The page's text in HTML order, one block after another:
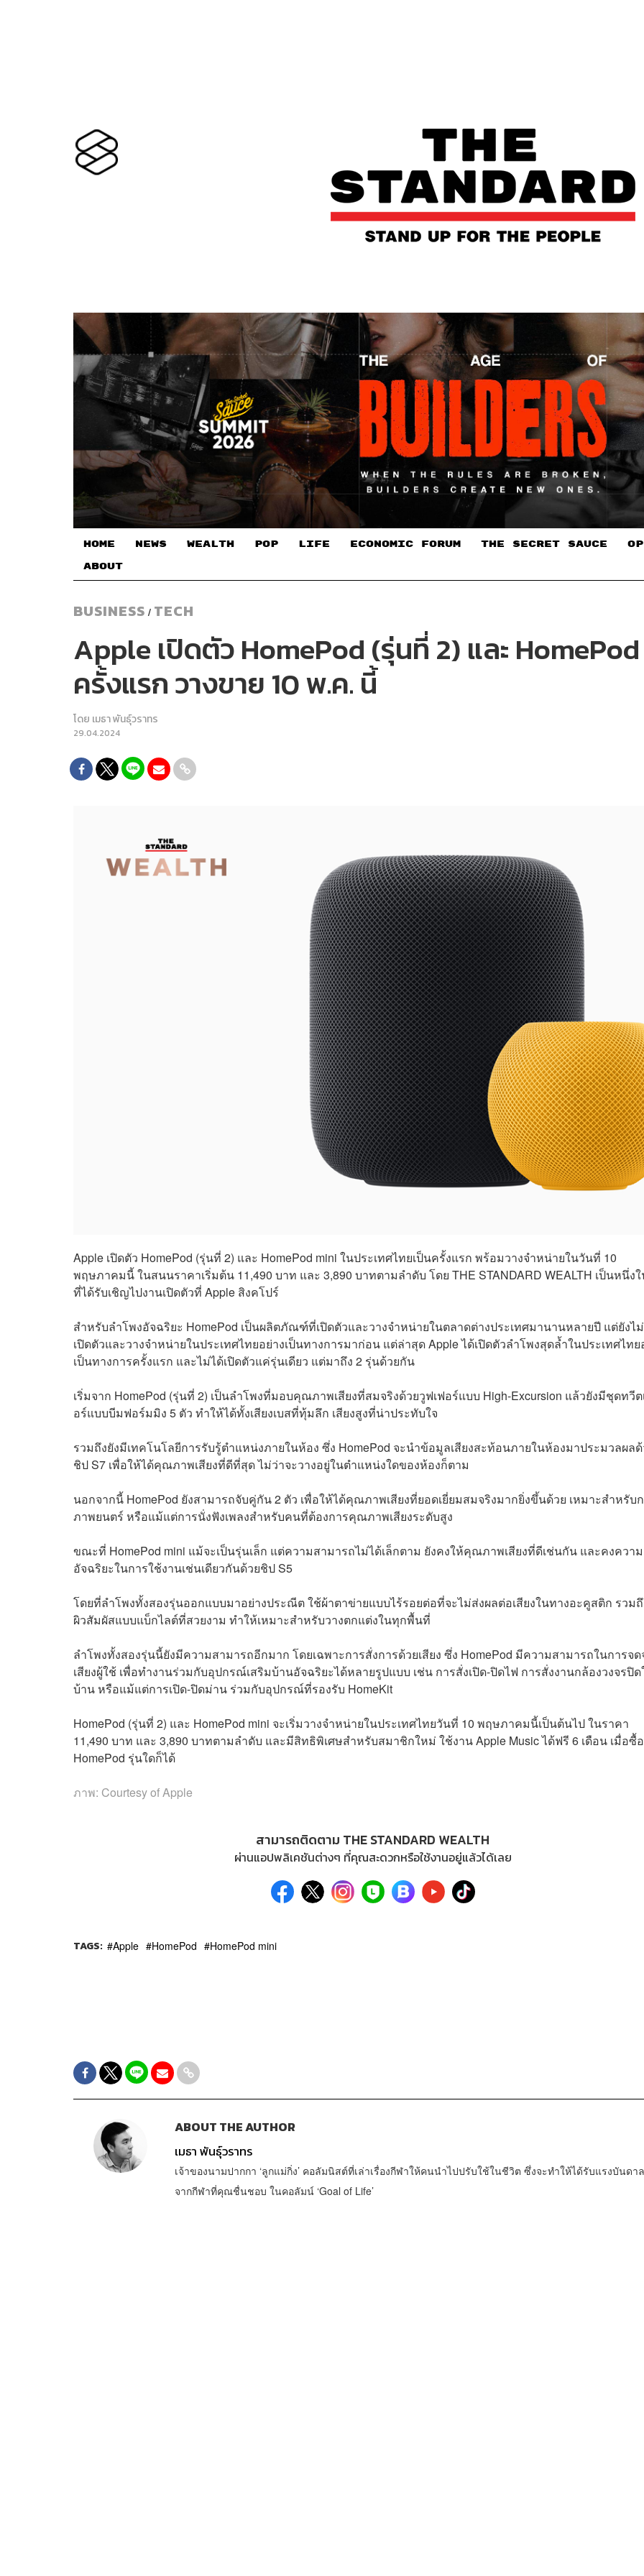
HOME NEWS WEALTH POP LIFE ECONOMIC FORUM THE SECRET SAUCE​
ABOUT
BUSINESS / TECH
Apple เปิดตัว HomePod (รุ่นที่ 2) และ
ครั้งแรก วางขาย 10 พ.ค. นี้
โดย เมธา พันธุ์วราทร
29.04.2024
Apple เปิดตัว HomePod (รุ่นที่ 2) และ HomePod mini ในประเทศไทยเป็นครั้งแรก พร้อมวางจำหน่ายในวันที่ 10
พฤษภาคมนี้ ในสนนราคาเริ่มต้น 11,490 บาท และ 3,890 บาทตามลำดับ โดย THE STANDARD WEALTH เป็นหนึ่ง
ที่ได้รับเชิญไปงานเปิดตัวที่ Apple สิงคโปร์
สำหรับลำโพงอัจฉริยะ HomePod เป็นผลิตภัณฑ์ที่เปิดตัวและวางจำหน่ายในตลาดต่างประเทศมานานหลายปี แต่ยังไ
เปิดตัวและวางจำหน่ายในประเทศไทยอย่างเป็นทางการมาก่อน แต่ล่าสุด Apple ได้เปิดตัวลำโพงสุดล้ำในประเทศไทย
เป็นทางการครั้งแรก และไม่ได้เปิดตัวแค่รุ่นเดียว แต่มาถึง 2 รุ่นด้วยกัน
เริ่มจาก HomePod (รุ่นที่ 2) เป็นลำโพงที่มอบคุณภาพเสียงที่สมจริงด้วยวูฟเฟอร์แบบ High-Excursion แล้วยังมีชุดทวีต
อร์แบบบีมฟอร์มมิง 5 ตัว ทำให้ได้ทั้งเสียงเบสที่ทุ้มลึก เสียงสูงที่น่าประทับใจ
รวมถึงยังมีเทคโนโลยีการรับรู้ตำแหน่งภายในห้อง ซึ่ง HomePod จะนำข้อมูลเสียงสะท้อนภายในห้องมาประมวลผล
ชิป S7 เพื่อให้ได้คุณภาพเสียงที่ดีที่สุด ไม่ว่าจะวางอยู่ในตำแหน่งใดของห้องก็ตาม
นอกจากนี้ HomePod ยังสามารถจับคู่กัน 2 ตัว เพื่อให้ได้คุณภาพเสียงที่ยอดเยี่ยมสมจริงมากยิ่งขึ้นด้วย เหมาะสำหรับ
ภาพยนตร์ หรือแม้แต่การนั่งฟังเพลงสำหรับคนที่ต้องการคุณภาพเสียงระดับสูง
ขณะที่ HomePod mini แม้จะเป็นรุ่นเล็ก แต่ความสามารถไม่ได้เล็กตาม ยังคงให้คุณภาพเสียงที่ดีเช่นกัน และคงความ
อัจฉริยะในการใช้งานเช่นเดียวกันด้วยชิป S5
โดยที่ลำโพงทั้งสองรุ่นออกแบบมาอย่างประณีต ใช้ผ้าตาข่ายแบบไร้รอยต่อที่จะไม่ส่งผลต่อเสียงในทางอะคูสติก รวม
ผิวสัมผัสแบบแบ็กไลต์ที่สวยงาม ทำให้เหมาะสำหรับวางตกแต่งในทุกพื้นที่
ลำโพงทั้งสองรุ่นนี้ยังมีความสามารถอีกมาก โดยเฉพาะการสั่งการด้วยเสียง ซึ่ง HomePod มีความสามารถในการจด
เสียงผู้ใช้ เพื่อทำงานร่วมกับอุปกรณ์เสริมบ้านอัจฉริยะได้หลายรูปแบบ เช่น การสั่งเปิด-ปิดไฟ การสั่งงานกล้องวงจรปิ
บ้าน หรือแม้แต่การเปิด-ปิดม่าน ร่วมกับอุปกรณ์ที่รองรับ HomeKit
HomePod (รุ่นที่ 2) และ HomePod mini จะเริ่มวางจำหน่ายในประเทศไทยวันที่ 10 พฤษภาคมนี้เป็นต้นไป ในราคา
11,490 บาท และ 3,890 บาทตามลำดับ และมีสิทธิพิเศษสำหรับสมาชิกใหม่ ใช้งาน Apple Music ได้ฟรี 6 เดือน เมื่อซื้อ
HomePod รุ่นใดก็ได้
ภาพ: Courtesy of Apple
สามารถติดตาม THE STANDARD WEALTH
ผ่านแอปพลิเคชันต่างๆ ที่คุณสะดวกหรือใช้งานอยู่แล้วได้เลย
TAGS: Apple HomePod HomePod mini
ABOUT THE AUTHOR
เมธา พันธุ์วราทร
เจ้าของนามปากกา ‘ลูกแม่กิ่ง’ คอลัมนิสต์ที่เล่าเรื่องกีฬาให้คนนำไปปรับใช้ในชีวิต ซึ่งจะทำให้ได้รับแรงบันดา
จากกีฬาที่คุณชื่นชอบ ในคอลัมน์ ‘Goal of Life’